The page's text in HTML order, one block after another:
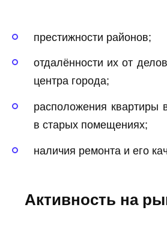
престижности районов;
отдалённости их от
центра города;
расположения квартиры
в старых помещениях;
наличия ремонта и его
Активность на